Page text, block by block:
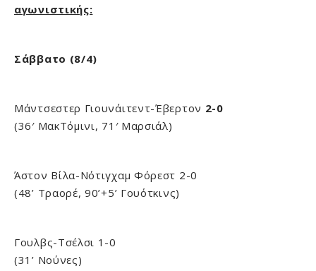
αγωνιστικής:
Σάββατο (8/4)
Μάντσεστερ Γιουνάιτεντ-Έβερτον 2-0
(36′ ΜακΤόμινι, 71′ Μαρσιάλ)
Άστον Βίλα-Νότιγχαμ Φόρεστ 2-0
(48’ Τραορέ, 90’+5’ Γουότκινς)
Γουλβς-Τσέλσι 1-0
(31’ Νούνες)